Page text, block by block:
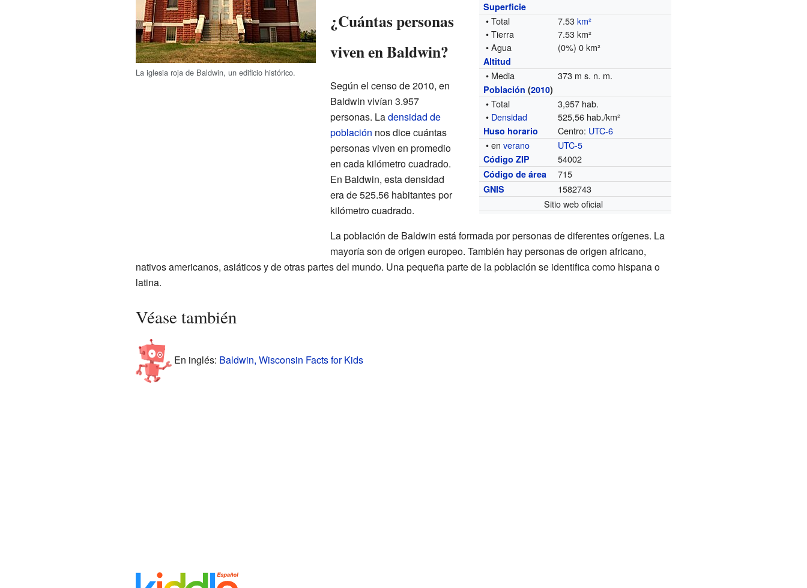
Superficie
• Total 7.53km²
• Tierra
7.53 km²
• Agua
(0%) 0 km²
Altitud
• Media 373 m s. n. m.
Población (2010)
• Total
3,957 hab.
• Densidad 525,56 hab./km²
Huso horario Centro: UTC-6
• enverano UTC-5
Código ZIP 54002
Código de área 715
GNIS
1582743
Sitio web oficial
La iglesia roja de Baldwin, un edificio histórico.
¿Cuántas personas
viven en Baldwin?
Según el censo de 2010, en
Baldwin vivían 3.957
personas. Ladensidad de
población nos dice cuántas
personas viven en promedio
en cada kilómetro cuadrado.
En Baldwin, esta densidad
era de 525.56 habitantes por
kilómetro cuadrado.
La población de Baldwin está formada por personas de diferentes orígenes. La
mayoría son de origen europeo. También hay personas de origen africano,
nativos americanos, asiáticos y de otras partes del mundo. Una pequeña parte de la población se identifica como hispana o
latina.
Véase también
En inglés: Baldwin, Wisconsin Facts for Kids